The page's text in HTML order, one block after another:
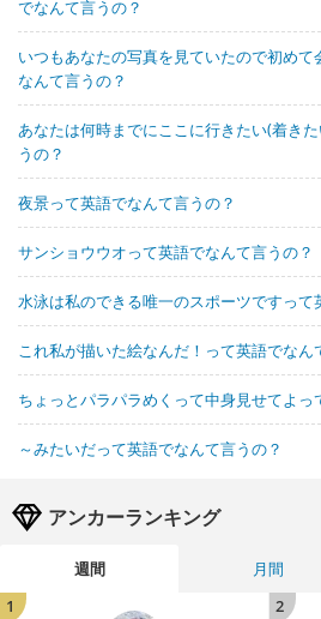
でなんて言うの？
いつもあなたの写真を見ていたので初め
なんて言うの？
あなたは何時までにここに行きたい(着き
うの？
夜景って英語でなんて言うの？
サンショウウオって英語でなんて言うの？
水泳は私のできる唯一のスポーツですって
これ私が描いた絵なんだ！って英語でなん
ちょっとパラパラめくって中身見せてよっ
～みたいだって英語でなんて言うの？
アンカーランキング
週間 月間
1
2